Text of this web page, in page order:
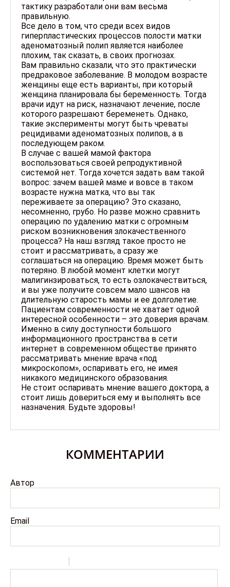
тактику разработали они вам весьма
правильную.
Все дело в том, что среди всех видов
гиперпластических процессов полости матки
аденоматозный полип является наиболее
плохим, так сказать, в своих прогнозах.
Вам правильно сказали, что это практически
предраковое заболевание. В молодом возрасте
женщины еще есть варианты, при который
женщина планировала бы беременность. Тогда
врачи идут на риск, назначают лечение, после
которого разрешают беременеть. Однако,
такие эксперименты могут быть чреваты
рецидивами аденоматозных полипов, а в
последующем раком.
В случае с вашей мамой фактора
воспользоваться своей репродуктивной
системой нет. Тогда хочется задать вам такой
вопрос: зачем вашей маме и вовсе в таком
возрасте нужна матка, что вы так
переживаете за операцию? Это сказано,
несомненно, грубо. Но разве можно сравнить
операцию по удалению матки с огромным
риском возникновения злокачественного
процесса? На наш взгляд такое просто не
стоит и рассматривать, а сразу же
соглашаться на операцию. Время может быть
потеряно. В любой момент клетки могут
малигинзироваться, то есть озлокачествиться,
и вы уже получите совсем мало шансов на
длительную старость мамы и ее долголетие.
Пациентам современности не хватает одной
интересной особенности – это доверия врачам.
Именно в силу доступности большого
информационного пространства в сети
интернет в современном обществе принято
рассматривать мнение врача «под
микроскопом», оспаривать его, не имея
никакого медицинского образования.
Не стоит оспаривать мнение вашего доктора, а
стоит лишь довериться ему и выполнять все
назначения. Будьте здоровы!
КОММЕНТАРИИ
Автор
Email
-
-